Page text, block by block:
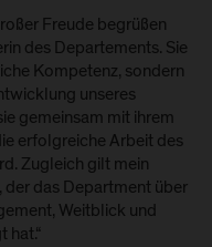
Freude begrüßen
des Departements. Sie
Kompetenz, sondern
unseres
gemeinsam mit ihrem
erfolgreiche Arbeit des
Zugleich gilt mein
das Department über
Weitblick und